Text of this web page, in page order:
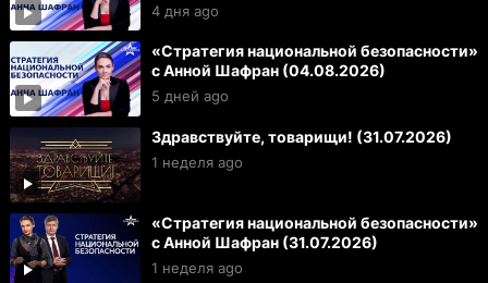
4 дня ago
«Стратегия национальной безопасности»
с Анной Шафран (04.08.2026)
5 дней ago
Здравствуйте, товарищи! (31.07.2026)
1 неделя ago
«Стратегия национальной безопасности»
с Анной Шафран (31.07.2026)
1 неделя ago